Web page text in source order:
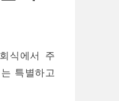
식에서 주
특별하고